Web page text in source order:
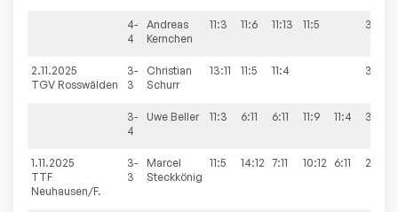
4-
4
Andreas
Kernchen
11:3 11:6 11:13 11:5 3:1
2.11.2025
TGV Rosswälden
3-
3
Christian
Schurr
13:11 11:5 11:4 3:0
3-
4
Uwe Beller 11:3 6:11 6:11 11:9 11:4 3:2
1.11.2025
TTF
Neuhausen/F.
3-
3
Marcel
Steckkönig
11:5 14:12 7:11 10:12 6:11 2:3